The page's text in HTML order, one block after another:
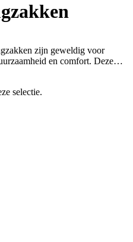
zijn geweldig voor
en comfort. Deze
trailrunning en fietsen
selectie.